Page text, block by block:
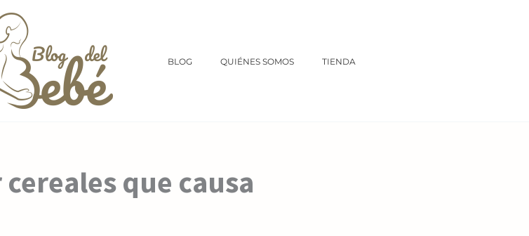
BLOG QUIÉNES SOMOS TIENDA
que causa